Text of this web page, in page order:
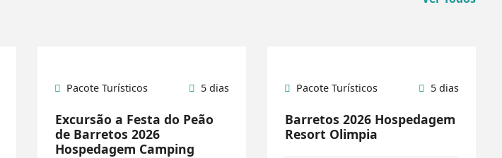
Pacote Turísticos 5 dias
Excursão a Festa do Peão
de Barretos 2026
Hospedagem Camping
Pacote Turísticos 5 dias
Barretos 2026 Hospedagem
Resort Olimpia